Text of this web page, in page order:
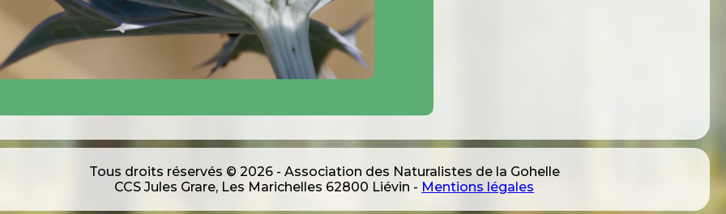
Tous droits réservés © 2026 - Association des Naturalistes de la Gohelle
CCS Jules Grare, Les Marichelles 62800 Liévin - Mentions légales